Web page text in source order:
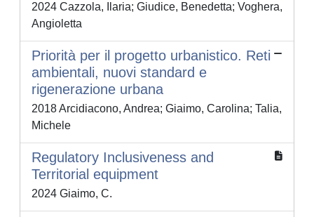
2024 Cazzola, Ilaria; Giudice, Benedetta; Voghera,
Angioletta
Priorità per il progetto urbanistico. Reti
ambientali, nuovi standard e
rigenerazione urbana
2018 Arcidiacono, Andrea; Giaimo, Carolina; Talia,
Michele
Regulatory Inclusiveness and
Territorial equipment
2024 Giaimo, C.